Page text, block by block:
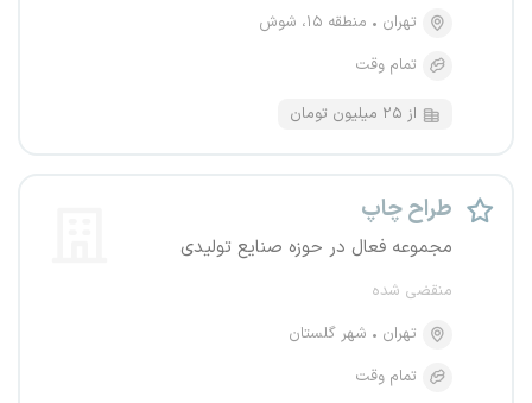
تهران
منطقه ۱۵، شوش
تمام وقت
از ۲۵ میلیون تومان
طراح چاپ
مجموعه فعال در حوزه صنایع تولیدی
منقضی شده
تهران
شهر گلستان
تمام وقت